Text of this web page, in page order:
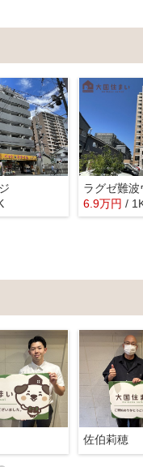
ラグゼ難波
6.9万円 /
佐伯莉穂